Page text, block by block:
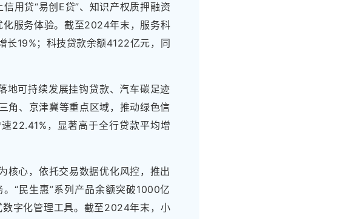
用贷“易创E贷”、知识产权质押融资
化服务体验。截至2024年末，服务科
长19%；科技贷款余额4122亿元，同
地可持续发展挂钩贷款、汽车碳足迹
角、京津冀等重点区域，推动绿色信
22.41%，显著高于全行贷款平均增
核心，依托交易数据优化风控，推出
“民生惠”系列产品余额突破1000亿
数字化管理工具。截至2024年末，小